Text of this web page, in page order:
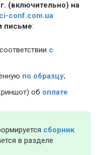
(включительно) на
conf.com.ua
письме:
с
по образцу;
об оплате.
сборник
в разделе